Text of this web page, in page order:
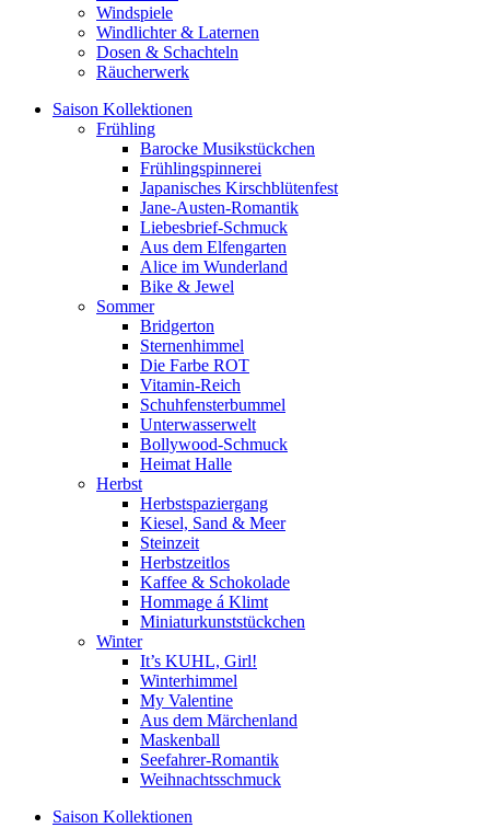
Windspiele
Windlichter & Laternen
Dosen & Schachteln
Räucherwerk
Saison Kollektionen
Frühling
Barocke Musikstückchen
Frühlingspinnerei
Japanisches Kirschblütenfest
Jane-Austen-Romantik
Liebesbrief-Schmuck
Aus dem Elfengarten
Alice im Wunderland
Bike & Jewel
Sommer
Bridgerton
Sternenhimmel
Die Farbe ROT
Vitamin-Reich
Schuhfensterbummel
Unterwasserwelt
Bollywood-Schmuck
Heimat Halle
Herbst
Herbstspaziergang
Kiesel, Sand & Meer
Steinzeit
Herbstzeitlos
Kaffee & Schokolade
Hommage á Klimt
Miniaturkunststückchen
Winter
It’s KUHL, Girl!
Winterhimmel
My Valentine
Aus dem Märchenland
Maskenball
Seefahrer-Romantik
Weihnachtsschmuck
Saison Kollektionen